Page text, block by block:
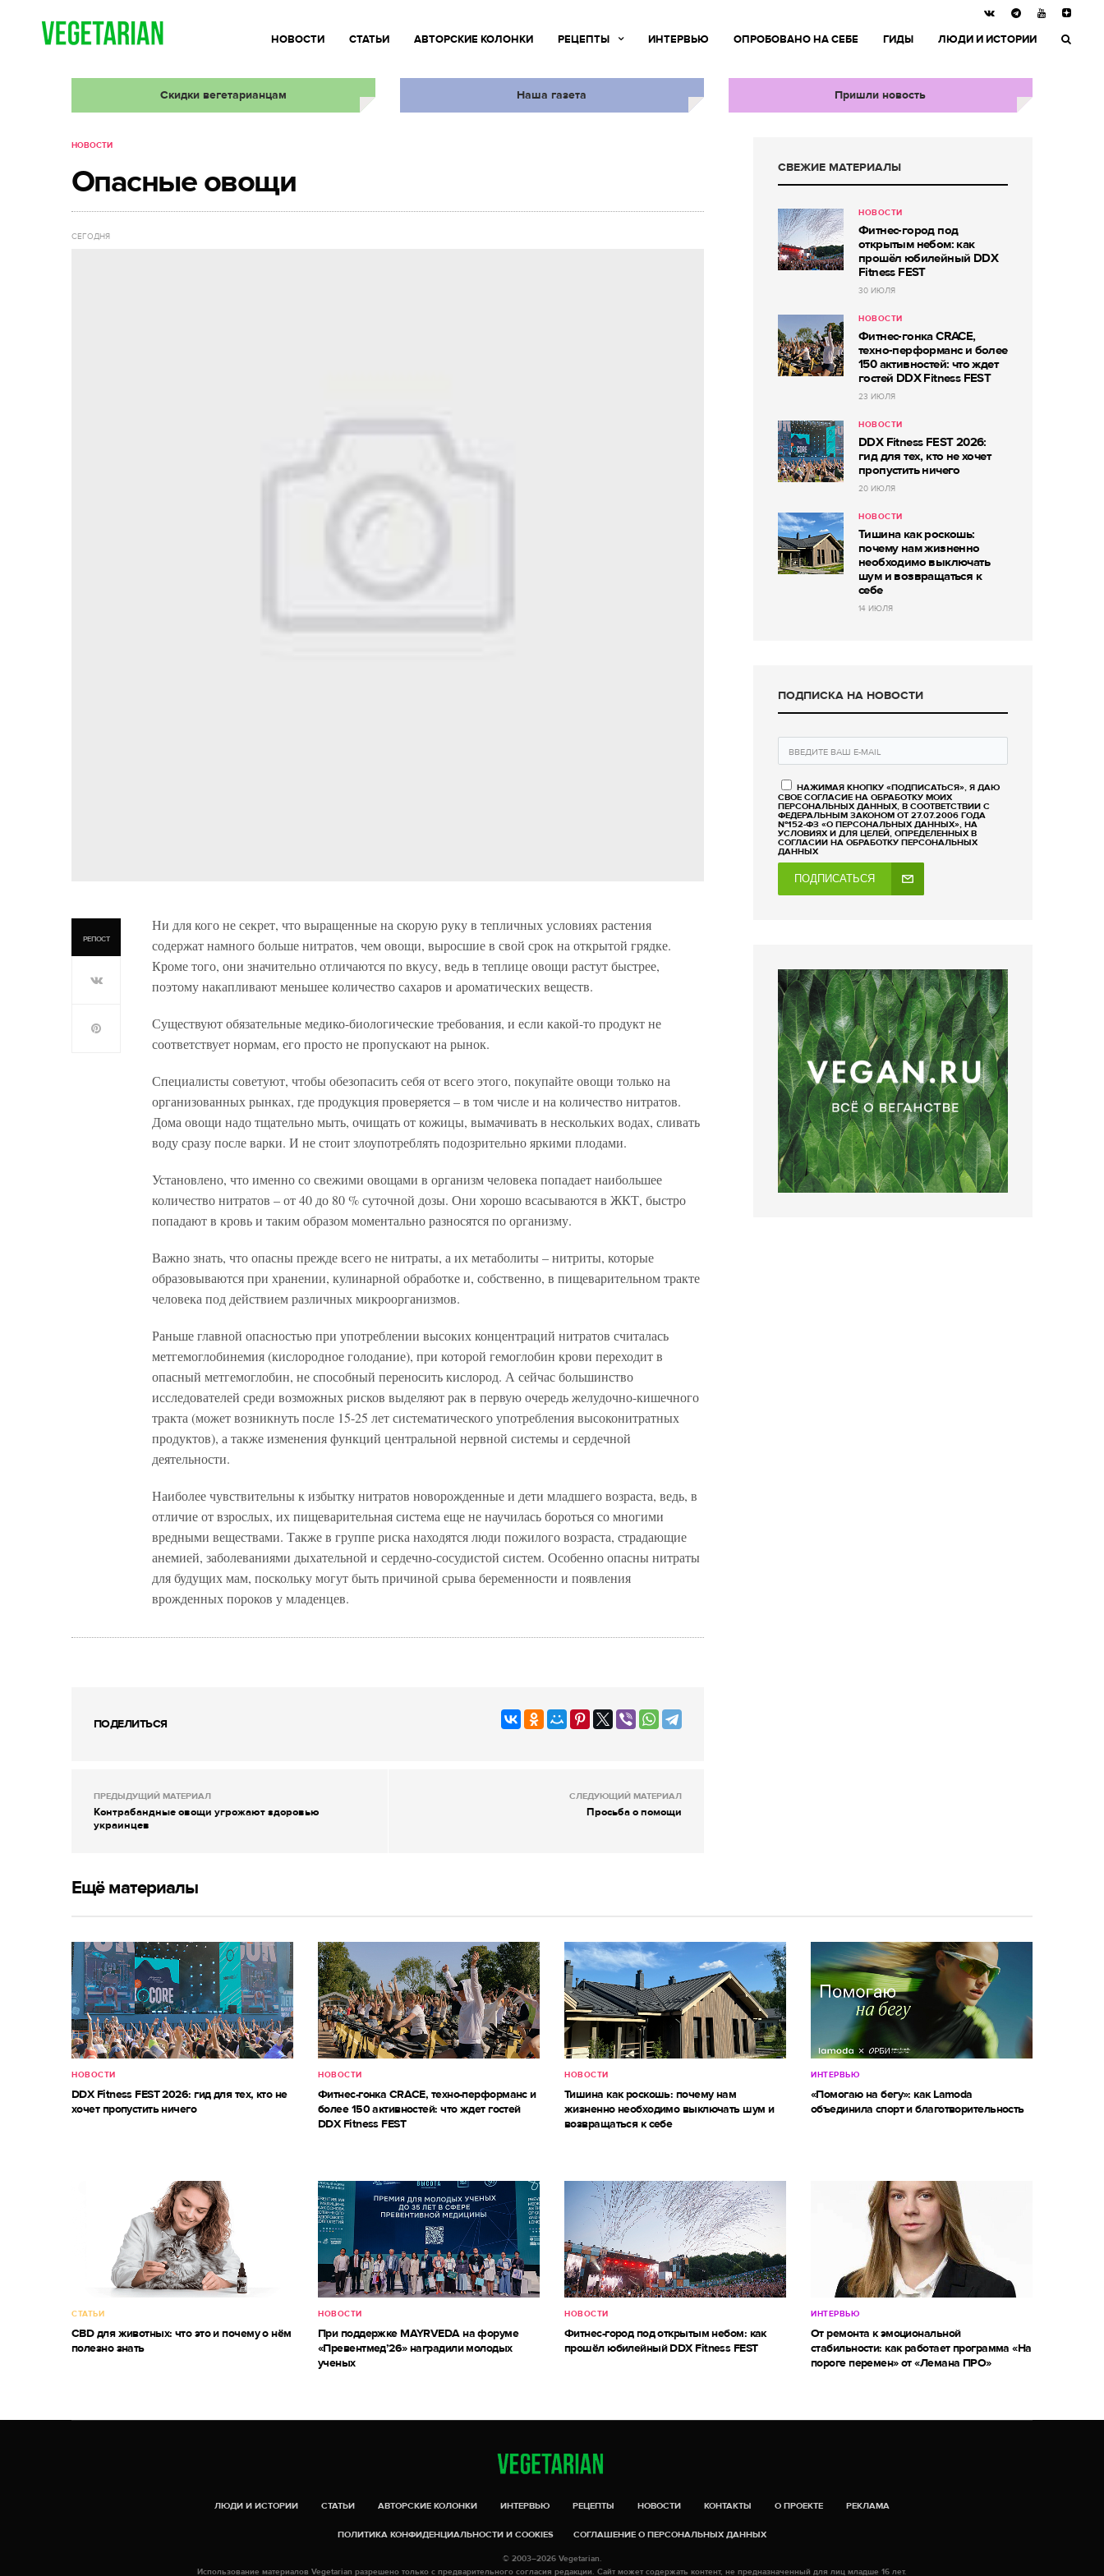
НОВОСТИ СТАТЬИ АВТОРСКИЕ КОЛОНКИ РЕЦЕПТЫ ИНТЕРВЬЮ ОПРОБОВАНО НА СЕБЕ ГИДЫ ЛЮДИ И ИСТОРИИ
Скидки вегетарианцам Наша газета Пришли новость
НОВОСТИ
Опасные овощи
СЕГОДНЯ
РЕПОСТ
Ни для кого не секрет, что выращенные на скорую руку в тепличных условиях растения
содержат намного больше нитратов, чем овощи, выросшие в свой срок на открытой грядке.
Кроме того, они значительно отличаются по вкусу, ведь в теплице овощи растут быстрее,
поэтому накапливают меньшее количество сахаров и ароматических веществ.
Существуют обязательные медико-биологические требования, и если какой-то продукт не
соответствует нормам, его просто не пропускают на рынок.
Специалисты советуют, чтобы обезопасить себя от всего этого, покупайте овощи только на
организованных рынках, где продукция проверяется – в том числе и на количество нитратов.
Дома овощи надо тщательно мыть, очищать от кожицы, вымачивать в нескольких водах, сливать
воду сразу после варки. И не стоит злоупотреблять подозрительно яркими плодами.
Установлено, что именно со свежими овощами в организм человека попадает наибольшее
количество нитратов – от 40 до 80 % суточной дозы. Они хорошо всасываются в ЖКТ, быстро
попадают в кровь и таким образом моментально разносятся по организму.
Важно знать, что опасны прежде всего не нитраты, а их метаболиты – нитриты, которые
образовываются при хранении, кулинарной обработке и, собственно, в пищеварительном тракте
человека под действием различных микроорганизмов.
Раньше главной опасностью при употреблении высоких концентраций нитратов считалась
метгемоглобинемия (кислородное голодание), при которой гемоглобин крови переходит в
опасный метгемоглобин, не способный переносить кислород. А сейчас большинство
исследователей среди возможных рисков выделяют рак в первую очередь желудочно-кишечного
тракта (может возникнуть после 15-25 лет систематического употребления высоконитратных
продуктов), а также изменения функций центральной нервной системы и сердечной
деятельности.
Наиболее чувствительны к избытку нитратов новорожденные и дети младшего возраста, ведь, в
отличие от взрослых, их пищеварительная система еще не научилась бороться со многими
вредными веществами. Также в группе риска находятся люди пожилого возраста, страдающие
анемией, заболеваниями дыхательной и сердечно-сосудистой систем. Особенно опасны нитраты
для будущих мам, поскольку могут быть причиной срыва беременности и появления
врожденных пороков у младенцев.
ПОДЕЛИТЬСЯ
ПРЕДЫДУЩИЙ МАТЕРИАЛ
Контрабандные овощи угрожают здоровью
украинцев
СЛЕДУЮЩИЙ МАТЕРИАЛ
Просьба о помощи
СВЕЖИЕ МАТЕРИАЛЫ
НОВОСТИ
Фитнес-город под
открытым небом: как
прошёл юбилейный DDX
Fitness FEST
30 ИЮЛЯ
НОВОСТИ
Фитнес-гонка CRACE,
техно-перформанс и более
150 активностей: что ждет
гостей DDX Fitness FEST
23 ИЮЛЯ
НОВОСТИ
DDX Fitness FEST 2026:
гид для тех, кто не хочет
пропустить ничего
20 ИЮЛЯ
НОВОСТИ
Тишина как роскошь:
почему нам жизненно
необходимо выключать
шум и возвращаться к
себе
14 ИЮЛЯ
ПОДПИСКА НА НОВОСТИ
НАЖИМАЯ КНОПКУ «ПОДПИСАТЬСЯ», Я ДАЮ
СВОЕ СОГЛАСИЕ НА ОБРАБОТКУ МОИХ
ПЕРСОНАЛЬНЫХ ДАННЫХ, В СООТВЕТСТВИИ С
ФЕДЕРАЛЬНЫМ ЗАКОНОМ ОТ 27.07.2006 ГОДА
№152-ФЗ «О ПЕРСОНАЛЬНЫХ ДАННЫХ», НА
УСЛОВИЯХ И ДЛЯ ЦЕЛЕЙ, ОПРЕДЕЛЕННЫХ В
СОГЛАСИИ НА ОБРАБОТКУ ПЕРСОНАЛЬНЫХ
ДАННЫХ
ПОДПИСАТЬСЯ
Ещё материалы
НОВОСТИ
DDX Fitness FEST 2026: гид для тех, кто не
хочет пропустить ничего
НОВОСТИ
Фитнес-гонка CRACE, техно-перформанс и
более 150 активностей: что ждет гостей
DDX Fitness FEST
НОВОСТИ
Тишина как роскошь: почему нам
жизненно необходимо выключать шум и
возвращаться к себе
ИНТЕРВЬЮ
«Помогаю на бегу»: как Lamoda
объединила спорт и благотворительность
СТАТЬИ
CBD для животных: что это и почему о нём
полезно знать
НОВОСТИ
При поддержке MAYRVEDA на форуме
«Превентмед’26» наградили молодых
ученых
НОВОСТИ
Фитнес-город под открытым небом: как
прошёл юбилейный DDX Fitness FEST
ИНТЕРВЬЮ
От ремонта к эмоциональной
стабильности: как работает программа «На
пороге перемен» от «Лемана ПРО»
ЛЮДИ И ИСТОРИИ СТАТЬИ АВТОРСКИЕ КОЛОНКИ ИНТЕРВЬЮ РЕЦЕПТЫ НОВОСТИ КОНТАКТЫ О ПРОЕКТЕ РЕКЛАМА
ПОЛИТИКА КОНФИДЕНЦИАЛЬНОСТИ И COOKIES СОГЛАШЕНИЕ О ПЕРСОНАЛЬНЫХ ДАННЫХ
© 2003–2026 Vegetarian.
Использование материалов Vegetarian разрешено только с предварительного согласия редакции. Сайт может содержать контент, не предназначенный для лиц младше 16 лет.